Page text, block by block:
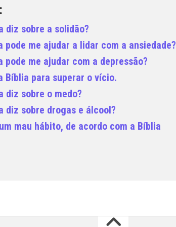
diz sobre a solidão?
pode me ajudar a lidar com a ansiedade?
pode me ajudar com a depressão?
Bíblia para superar o vício.
diz sobre o medo?
diz sobre drogas e álcool?
mau hábito, de acordo com a Bíblia